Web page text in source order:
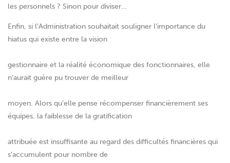
les personnels ? Sinon pour diviser…
Enfin, si l’Administration souhaitait souligner l’importance du
hiatus qui existe entre la vision
gestionnaire et la réalité économique des fonctionnaires, elle
n’aurait guère pu trouver de meilleur
moyen. Alors qu’elle pense récompenser financièrement ses
équipes, la faiblesse de la gratification
attribuée est insuffisante au regard des difficultés financières qui
s’accumulent pour nombre de